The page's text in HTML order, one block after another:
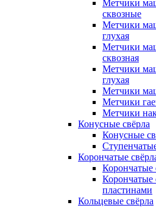
Метчики
сквозные
Метчики
глухая
Метчики
сквозная
Метчики
глухая
Метчики
Метчики
Метчики
Конусные свёрла
Конусные
Корончатые
Корончатые
Корончатые
пластинами
Кольцевые свёрла